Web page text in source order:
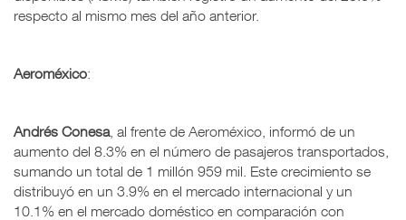
respecto al mismo mes del año anterior.
Aeroméxico:
Andrés Conesa, al frente de Aeroméxico, informó de un
aumento del 8.3% en el número de pasajeros transportados,
sumando un total de 1 millón 959 mil. Este crecimiento se
distribuyó en un 3.9% en el mercado internacional y un
10.1% en el mercado doméstico en comparación con